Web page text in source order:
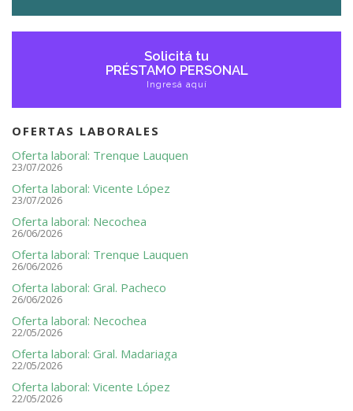
Solicitá tu
PRÉSTAMO PERSONAL
Ingresá aquí
OFERTAS LABORALES
Oferta laboral: Trenque Lauquen
23/07/2026
Oferta laboral: Vicente López
23/07/2026
Oferta laboral: Necochea
26/06/2026
Oferta laboral: Trenque Lauquen
26/06/2026
Oferta laboral: Gral. Pacheco
26/06/2026
Oferta laboral: Necochea
22/05/2026
Oferta laboral: Gral. Madariaga
22/05/2026
Oferta laboral: Vicente López
22/05/2026